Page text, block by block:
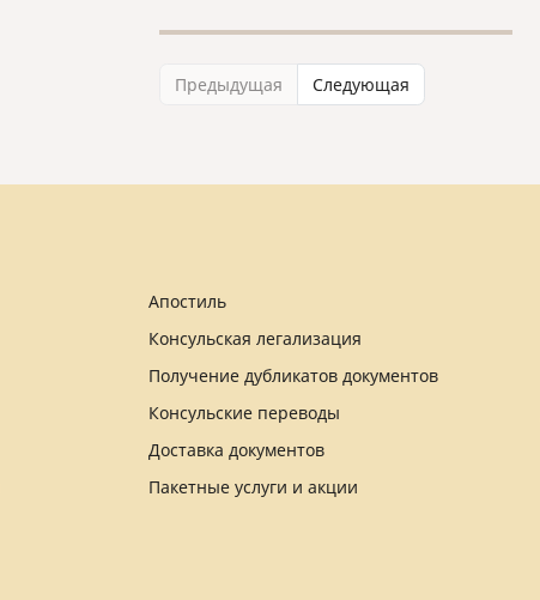
Предыдущая Следующая
Апостиль
Консульская легализация
Получение дубликатов документов
Консульские переводы
Доставка документов
Пакетные услуги и акции